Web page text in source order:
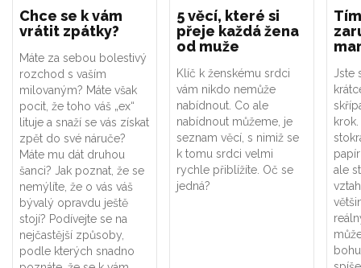
Chce se k vám
vrátit zpátky?
Máte za sebou bolestivý
rozchod s vaším
milovaným? Máte však
pocit, že toho váš „ex“
lituje a snaží se vás získat
zpět do své náruče?
Máte mu dát druhou
šanci? Jak poznat, že se
nemýlíte, že o vás váš
bývalý opravdu ještě
stojí? Podívejte se na
nejčastější způsoby,
podle kterých snadno
5 věcí, které si
přeje každá žena
od muže
Klíč k ženskému srdci
vám nikdo nemůže
nabídnout. Co ale
nabídnout můžeme, je
seznam věcí, s nimiž se
k tomu srdci velmi
rychle přiblížíte. Oč se
jedná?
Jste
ale